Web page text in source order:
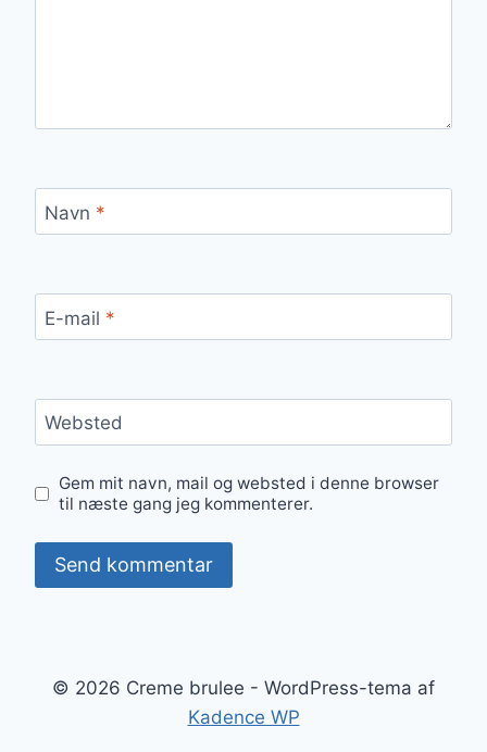
Navn *
E-mail *
Websted
Gem mit navn, mail og websted i denne browser
til næste gang jeg kommenterer.
© 2026 Creme brulee - WordPress-tema af
Kadence WP